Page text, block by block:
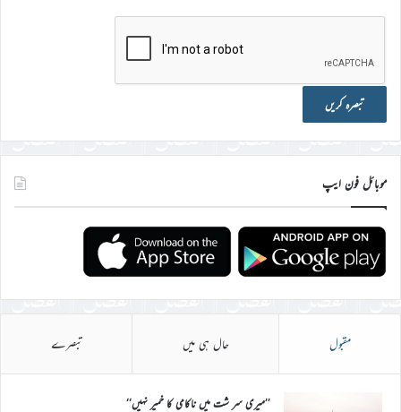
موبائل فون ایپ
مقبول حال ہی میں تبصرے
’’میری سر شت میں ناکامی کا خمیر نہیں‘‘